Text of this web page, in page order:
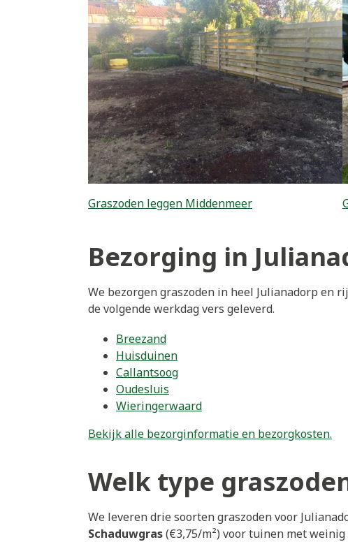
Graszoden leggen Middenmeer
Bezorging in
We bezorgen graszoden in heel Julianadorp en
de volgende werkdag vers geleverd.
Breezand
Huisduinen
Callantsoog
Oudesluis
Wieringerwaard
Bekijk alle bezorginformatie en bezorgkosten.
Welk type
We leveren drie soorten graszoden voor
Schaduwgras(€3,75/m²) voor tuinen met weinig